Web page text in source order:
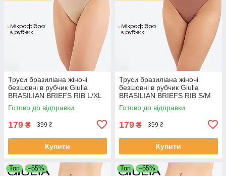
Труси бразиліана жіночі
безшовні в рубчик Giulia
BRASILIAN BRIEFS RIB L/XL
Beige-naturale, трусики
бразиліана Джулія
Готово до відправки
179 ₴ 399 ₴
Купити
Труси бразиліана жіночі
безшовні в рубчик Giulia
BRASILIAN BRIEFS RIB S/M
Brown-mokko
Готово до відправки
179 ₴ 399 ₴
Купити
Топ –55% Топ –55%